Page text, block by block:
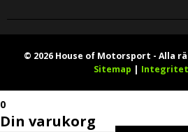
© 2026 House of Motorsport - Alla
Sitemap |
0
Din varukorg